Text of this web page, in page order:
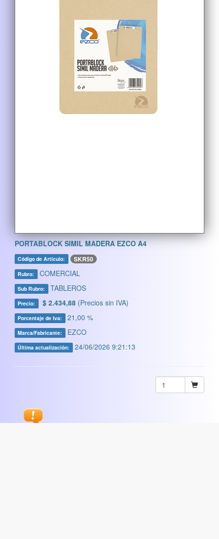
PORTABLOCK SIMIL MADERA EZCO A4
Código de Artículo: SKR50
Rubro: COMERCIAL
Sub Rubro: TABLEROS
Precio: $ 2.434,88 (Precios sin IVA)
Porcentaje de Iva: 21,00 %
Marca/Fabricante: EZCO
Última actualización: 24/06/2026 9:21:13